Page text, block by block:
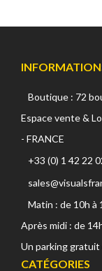
Boutique : 72
Espace vente &
- FRANCE
+33 (0) 1 42 22
Matin : de 10h à
Après midi : de
Un parking
CATÉGORIES